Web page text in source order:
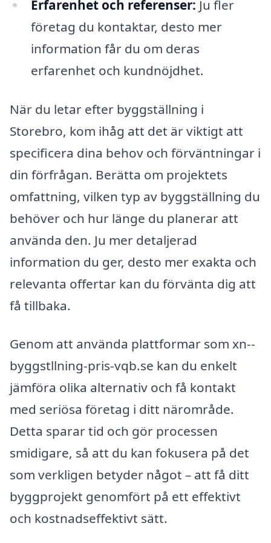
Erfarenhet och referenser: Ju fler
företag du kontaktar, desto mer
information får du om deras
erfarenhet och kundnöjdhet.
När du letar efter byggställning i
Storebro, kom ihåg att det är viktigt att
specificera dina behov och förväntningar i
din förfrågan. Berätta om projektets
omfattning, vilken typ av byggställning du
behöver och hur länge du planerar att
använda den. Ju mer detaljerad
information du ger, desto mer exakta och
relevanta offertar kan du förvänta dig att
få tillbaka.
Genom att använda plattformar som xn--
byggstllning-pris-vqb.se kan du enkelt
jämföra olika alternativ och få kontakt
med seriösa företag i ditt närområde.
Detta sparar tid och gör processen
smidigare, så att du kan fokusera på det
som verkligen betyder något – att få ditt
byggprojekt genomfört på ett effektivt
och kostnadseffektivt sätt.